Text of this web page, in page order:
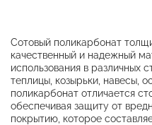
Сотовый поликарбонат
качественный и надежный
использования в различных
теплицы, козырьки, навесы,
поликарбонат отличается
обеспечивая защиту от
покрытию, которое